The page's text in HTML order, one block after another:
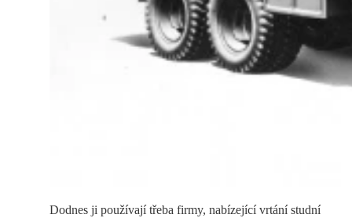
Dodnes ji používají třeba firmy, nabízející vrtání studní